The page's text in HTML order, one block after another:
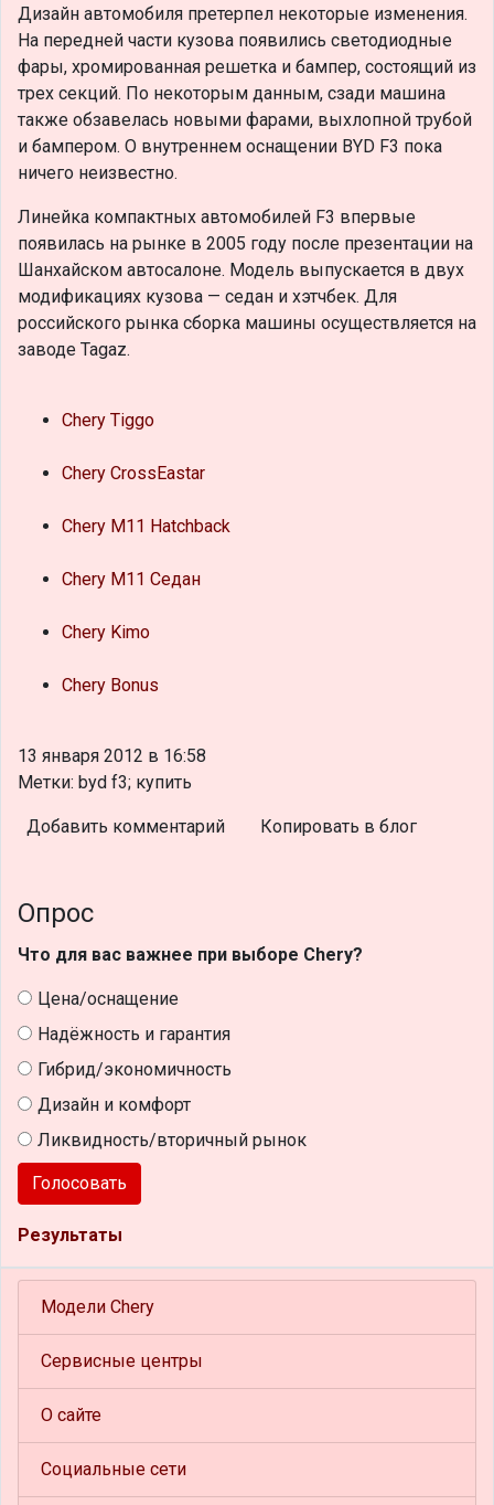
Дизайн автомобиля претерпел некоторые изменения.
На передней части кузова появились светодиодные
фары, хромированная решетка и бампер, состоящий из
трех секций. По некоторым данным, сзади машина
также обзавелась новыми фарами, выхлопной трубой
и бампером. О внутреннем оснащении BYD F3 пока
ничего неизвестно.
Линейка компактных автомобилей F3 впервые
появилась на рынке в 2005 году после презентации на
Шанхайском автосалоне. Модель выпускается в двух
модификациях кузова — седан и хэтчбек. Для
российского рынка сборка машины осуществляется на
заводе Tagaz.
Chery Tiggo
Chery CrossEastar
Chery M11 Hatchback
Chery M11 Седан
Chery Kimo
Chery Bonus
13 января 2012 в 16:58
Метки: byd f3; купить
Добавить комментарий Копировать в блог
Опрос
Что для вас важнее при выборе Chery?
Цена/оснащение
Надёжность и гарантия
Гибрид/экономичность
Дизайн и комфорт
Ликвидность/вторичный рынок
Голосовать
Результаты
Модели Chery
Сервисные центры
О сайте
Социальные сети